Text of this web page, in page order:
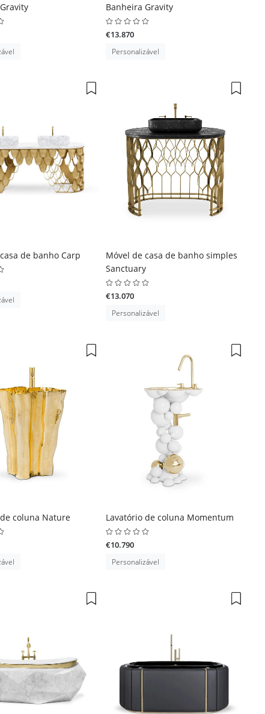
Banheira Gravity
€13.870
Personalizável
de banho Carp
Móvel de casa de banho simples
Sanctuary
€13.070
Personalizável
coluna Nature Lavatório de coluna Momentum
€10.790
Personalizável